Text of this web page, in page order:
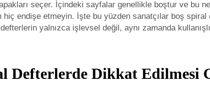
seçer. İçindeki sayfalar genellikle boştur ve bu
hiç endişe etmeyin. İşte bu yüzden sanatçılar boş
yalnızca işlevsel değil, aynı zamanda
Defterlerde Dikkat Edilmesi